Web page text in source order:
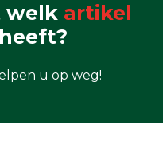
welk artikel
u op weg!